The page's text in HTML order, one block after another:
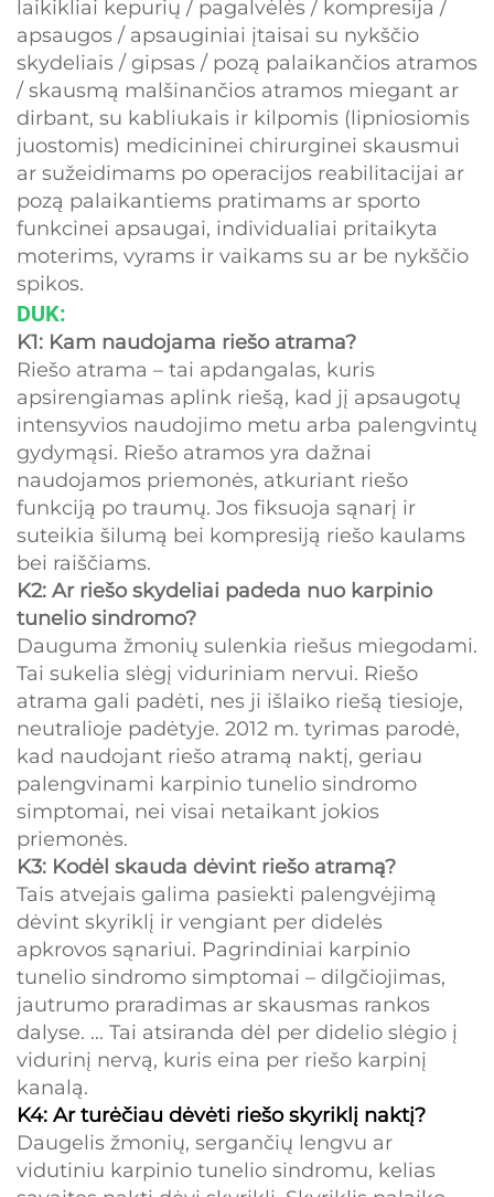
laikikliai kepurių / pagalvėlės / kompresija /
apsaugos / apsauginiai įtaisai su nykščio
skydeliais / gipsas / pozą palaikančios atramos
/ skausmą malšinančios atramos miegant ar
dirbant, su kabliukais ir kilpomis (lipniosiomis
juostomis) medicininei chirurginei skausmui
ar sužeidimams po operacijos reabilitacijai ar
pozą palaikantiems pratimams ar sporto
funkcinei apsaugai, individualiai pritaikyta
moterims, vyrams ir vaikams su ar be nykščio
spikos.
DUK:
K1: Kam naudojama riešo atrama?
Riešo atrama – tai apdangalas, kuris
apsirengiamas aplink riešą, kad jį apsaugotų
intensyvios naudojimo metu arba palengvintų
gydymąsi. Riešo atramos yra dažnai
naudojamos priemonės, atkuriant riešo
funkciją po traumų. Jos fiksuoja sąnarį ir
suteikia šilumą bei kompresiją riešo kaulams
bei raiščiams.
K2: Ar riešo skydeliai padeda nuo karpinio
tunelio sindromo?
Dauguma žmonių sulenkia riešus miegodami.
Tai sukelia slėgį viduriniam nervui. Riešo
atrama gali padėti, nes ji išlaiko riešą tiesioje,
neutralioje padėtyje. 2012 m. tyrimas parodė,
kad naudojant riešo atramą naktį, geriau
palengvinami karpinio tunelio sindromo
simptomai, nei visai netaikant jokios
priemonės.
K3: Kodėl skauda dėvint riešo atramą?
Tais atvejais galima pasiekti palengvėjimą
dėvint skyriklį ir vengiant per didelės
apkrovos sąnariui. Pagrindiniai karpinio
tunelio sindromo simptomai – dilgčiojimas,
jautrumo praradimas ar skausmas rankos
dalyse. ... Tai atsiranda dėl per didelio slėgio į
vidurinį nervą, kuris eina per riešo karpinį
kanalą.
K4: Ar turėčiau dėvėti riešo skyriklį naktį?
Daugelis žmonių, sergančių lengvu ar
vidutiniu karpinio tunelio sindromu, kelias